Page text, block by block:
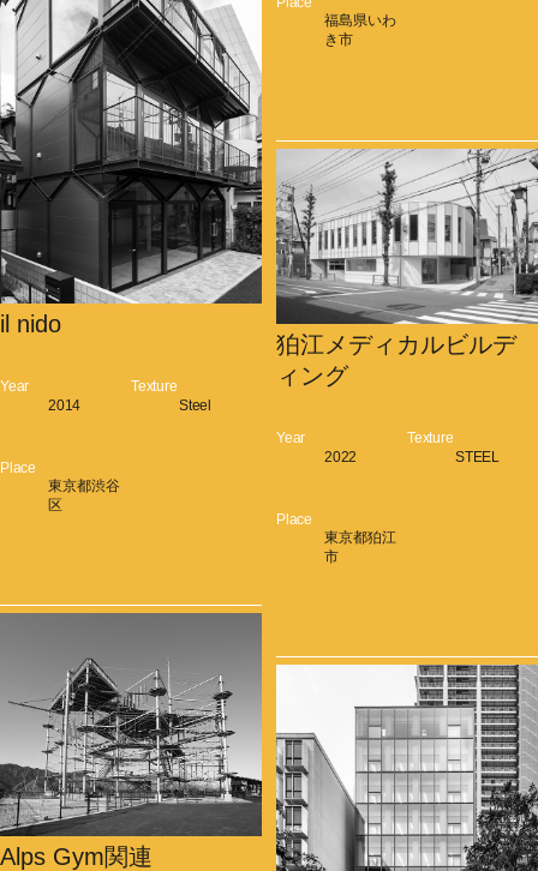
福島県いわ
き市
il nido
Year
2014
Texture
Steel
Place
東京都渋谷
区
狛江メディカルビルデ
ィング
Year
2022
Texture
STEEL
Place
東京都狛江
市
Alps Gym関連